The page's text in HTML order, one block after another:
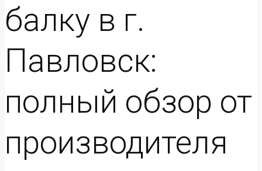
балку в г.
Павловск:
полный обзор от
производителя